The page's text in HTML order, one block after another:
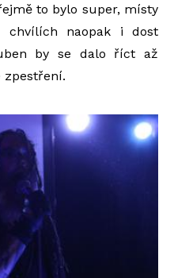
to bylo super, místy
chvílích naopak i dost
by se dalo říct až
zpestření.